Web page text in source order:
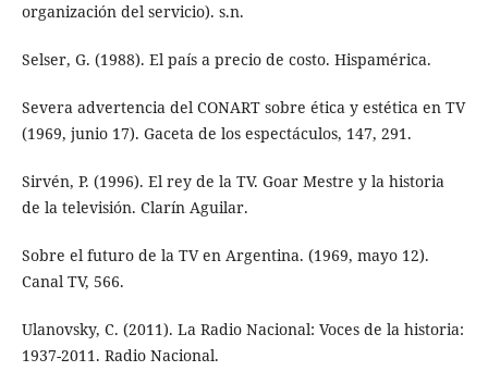
organización del servicio). s.n.
Selser, G. (1988). El país a precio de costo. Hispamérica.
Severa advertencia del CONART sobre ética y estética en TV
(1969, junio 17). Gaceta de los espectáculos, 147, 291.
Sirvén, P. (1996). El rey de la TV. Goar Mestre y la historia
de la televisión. Clarín Aguilar.
Sobre el futuro de la TV en Argentina. (1969, mayo 12).
Canal TV, 566.
Ulanovsky, C. (2011). La Radio Nacional: Voces de la historia:
1937-2011. Radio Nacional.